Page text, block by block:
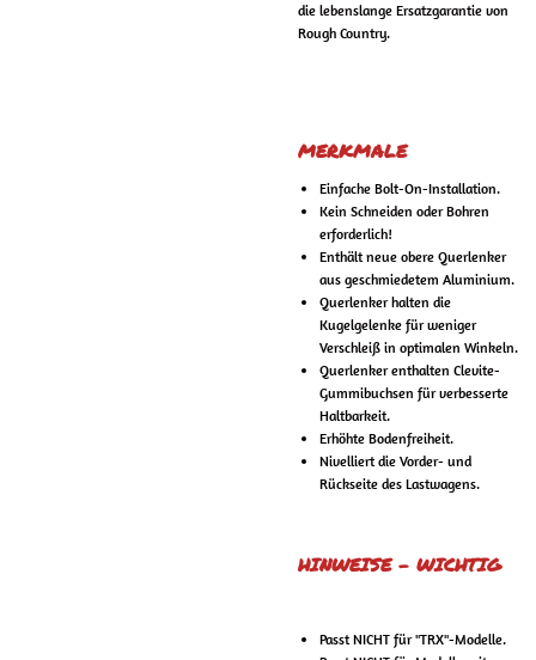
die lebenslange Ersatzgarantie von
Rough Country.
MERKMALE
Einfache Bolt-On-Installation.
Kein Schneiden oder Bohren
erforderlich!
Enthält neue obere Querlenker
aus geschmiedetem Aluminium.
Querlenker halten die
Kugelgelenke für weniger
Verschleiß in optimalen Winkeln.
Querlenker enthalten Clevite-
Gummibuchsen für verbesserte
Haltbarkeit.
Erhöhte Bodenfreiheit.
Nivelliert die Vorder- und
Rückseite des Lastwagens.
HINWEISE - WICHTIG
Passt NICHT für "TRX"-Modelle.